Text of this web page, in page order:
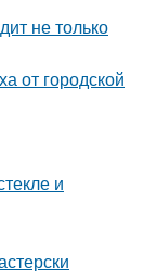
не только
от городской
и